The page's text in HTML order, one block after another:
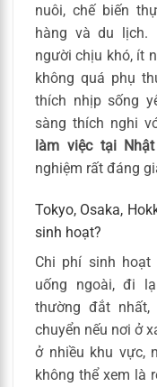
nuôi, chế biến
hàng và du lịch.
người chịu khó, ít
không quá phụ
thích nhịp sống
sàng thích nghi
làm việc tại Nhật
nghiệm rất đáng
Tokyo, Osaka,
sinh hoạt?
Chi phí sinh
uống ngoài, đi
thường đắt
chuyển nếu nơi ở
ở nhiều khu vực,
không thể xem là